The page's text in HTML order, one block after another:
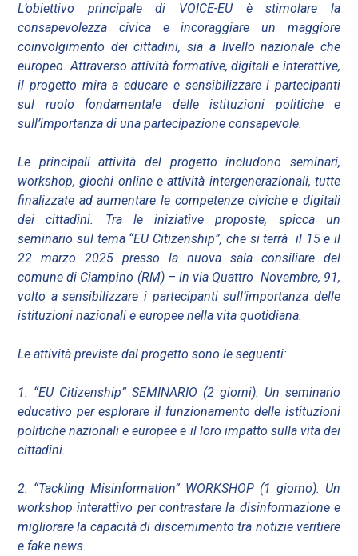
L’obiettivo principale di VOICE-EU è stimolare la
consapevolezza civica e incoraggiare un maggiore
coinvolgimento dei cittadini, sia a livello nazionale che
europeo. Attraverso attività formative, digitali e interattive,
il progetto mira a educare e sensibilizzare i partecipanti
sul ruolo fondamentale delle istituzioni politiche e
sull’importanza di una partecipazione consapevole.
Le principali attività del progetto includono seminari,
workshop, giochi online e attività intergenerazionali, tutte
finalizzate ad aumentare le competenze civiche e digitali
dei cittadini. Tra le iniziative proposte, spicca un
seminario sul tema “EU Citizenship”, che si terrà il 15 e il
22 marzo 2025 presso la nuova sala consiliare del
comune di Ciampino (RM) – in via Quattro Novembre, 91,
volto a sensibilizzare i partecipanti sull’importanza delle
istituzioni nazionali e europee nella vita quotidiana.
Le attività previste dal progetto sono le seguenti:
1. “EU Citizenship” SEMINARIO (2 giorni): Un seminario
educativo per esplorare il funzionamento delle istituzioni
politiche nazionali e europee e il loro impatto sulla vita dei
cittadini.
2. “Tackling Misinformation” WORKSHOP (1 giorno): Un
workshop interattivo per contrastare la disinformazione e
migliorare la capacità di discernimento tra notizie veritiere
e fake news.